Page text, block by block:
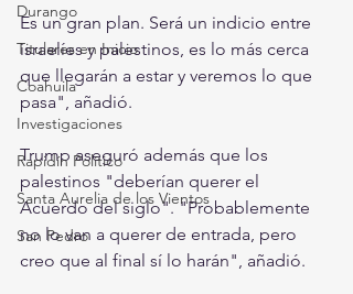
Durango
Titulares en Inicio
Coahuila
Investigaciones
Rapidín Político
Santa Aurelia de los Vientos
San Pedro
Es un gran plan. Será un indicio entre
israelíes y palestinos, es lo más cerca
que llegarán a estar y veremos lo que
pasa", añadió.
Trump aseguró además que los
palestinos "deberían querer el
Acuerdo del siglo". "Probablemente
no lo van a querer de entrada, pero
creo que al final sí lo harán", añadió.